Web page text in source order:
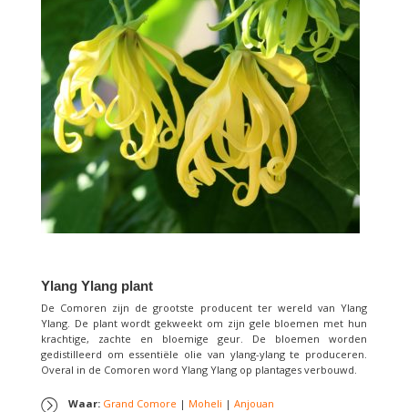
Ylang Ylang plant
De Comoren zijn de grootste producent ter wereld van Ylang
Ylang. De plant wordt gekweekt om zijn gele bloemen met hun
krachtige, zachte en bloemige geur. De bloemen worden
gedistilleerd om essentiële olie van ylang-ylang te produceren.
Overal in de Comoren word Ylang Ylang op plantages verbouwd.
Waar: Grand Comore | Moheli | Anjouan